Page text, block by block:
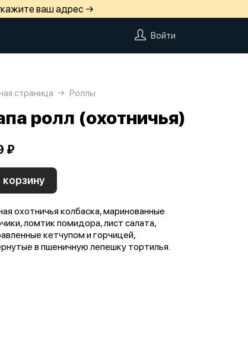
ваш адрес →
Войти
страница Роллы
ролл (охотничья)
₽
корзину
охотничья колбаска, маринованные
ломтик помидора, лист салата,
кетчупом и горчицей,
в пшеничную лепешку тортилья.